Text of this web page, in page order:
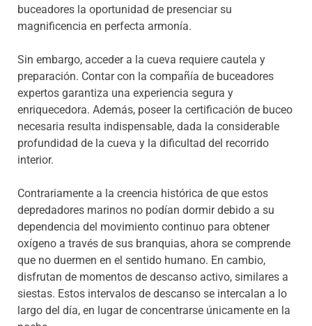
buceadores la oportunidad de presenciar su
magnificencia en perfecta armonía.
Sin embargo, acceder a la cueva requiere cautela y
preparación. Contar con la compañía de buceadores
expertos garantiza una experiencia segura y
enriquecedora. Además, poseer la certificación de buceo
necesaria resulta indispensable, dada la considerable
profundidad de la cueva y la dificultad del recorrido
interior.
Contrariamente a la creencia histórica de que estos
depredadores marinos no podían dormir debido a su
dependencia del movimiento continuo para obtener
oxígeno a través de sus branquias, ahora se comprende
que no duermen en el sentido humano. En cambio,
disfrutan de momentos de descanso activo, similares a
siestas. Estos intervalos de descanso se intercalan a lo
largo del día, en lugar de concentrarse únicamente en la